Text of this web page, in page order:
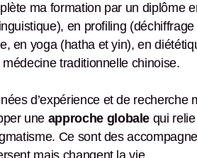
ma formation par un diplôme
en profiling
en yoga (hatha et yin), en
médecine traditionnelle chinoise.
d’expérience et de recherche
une approche globale qui
Ce sont des
mais changent la vie...